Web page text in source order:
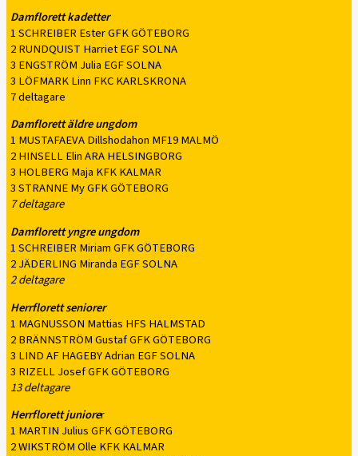
Damflorett kadetter
1 SCHREIBER Ester GFK GÖTEBORG
2 RUNDQUIST Harriet EGF SOLNA
3 ENGSTRÖM Julia EGF SOLNA
3 LÖFMARK Linn FKC KARLSKRONA
7 deltagare
Damflorett äldre ungdom
1 MUSTAFAEVA Dillshodahon MF19 MALMÖ
2 HINSELL Elin ARA HELSINGBORG
3 HOLBERG Maja KFK KALMAR
3 STRANNE My GFK GÖTEBORG
7 deltagare
Damflorett yngre ungdom
1 SCHREIBER Miriam GFK GÖTEBORG
2 JÄDERLING Miranda EGF SOLNA
2 deltagare
Herrflorett seniorer
1 MAGNUSSON Mattias HFS HALMSTAD
2 BRÄNNSTRÖM Gustaf GFK GÖTEBORG
3 LIND AF HAGEBY Adrian EGF SOLNA
3 RIZELL Josef GFK GÖTEBORG
13 deltagare
Herrflorett juniorer
1 MARTIN Julius GFK GÖTEBORG
2 WIKSTRÖM Olle KFK KALMAR